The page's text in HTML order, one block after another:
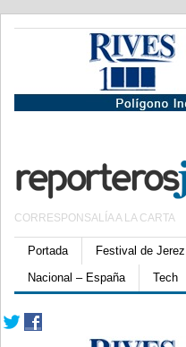
CORRESPONSALÍA A LA CARTA
Portada Festival de Jerez
Nacional – España
Tech